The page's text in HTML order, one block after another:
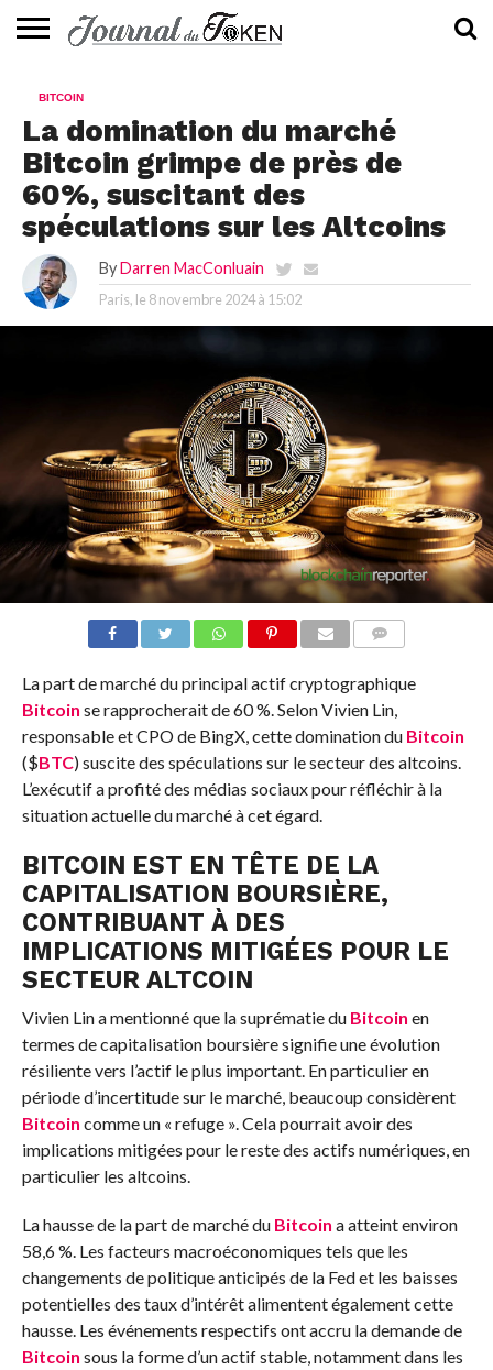
📰
EVALUATION
GUIDE
TENDANCES
À
CONTACTEZ-
BITCOIN
La domination du marché
Bitcoin grimpe de près de
60%, suscitant des
spéculations sur les Altcoins
By Darren MacConluain
Paris, le 8 novembre 2024 à 15:02
La part de marché du principal actif cryptographique
Bitcoin se rapprocherait de 60 %. Selon Vivien Lin,
responsable et CPO de BingX, cette domination du Bitcoin
($BTC) suscite des spéculations sur le secteur des altcoins.
L’exécutif a profité des médias sociaux pour réfléchir à la
situation actuelle du marché à cet égard.
BITCOIN EST EN TÊTE DE LA
CAPITALISATION BOURSIÈRE,
CONTRIBUANT À DES
IMPLICATIONS MITIGÉES POUR LE
SECTEUR ALTCOIN
Vivien Lin a mentionné que la suprématie du Bitcoin en
termes de capitalisation boursière signifie une évolution
résiliente vers l’actif le plus important. En particulier en
période d’incertitude sur le marché, beaucoup considèrent
Bitcoin comme un « refuge ». Cela pourrait avoir des
implications mitigées pour le reste des actifs numériques, en
particulier les altcoins.
La hausse de la part de marché du Bitcoin a atteint environ
58,6 %. Les facteurs macroéconomiques tels que les
changements de politique anticipés de la Fed et les baisses
potentielles des taux d’intérêt alimentent également cette
hausse. Les événements respectifs ont accru la demande de
Bitcoin sous la forme d’un actif stable, notamment dans les